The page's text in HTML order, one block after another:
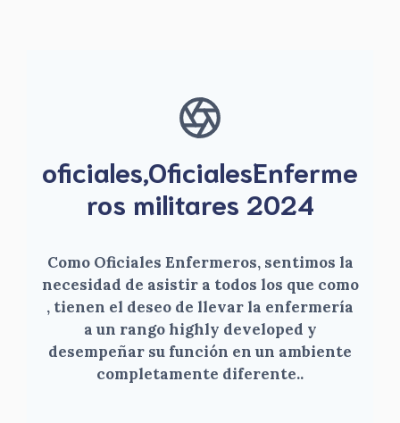
oficiales,OficialesEnferme
ros militares 2024
Como Oficiales Enfermeros, sentimos la
necesidad de asistir a todos los que como
, tienen el deseo de llevar la enfermería
a un rango highly developed y
desempeñar su función en un ambiente
completamente diferente..